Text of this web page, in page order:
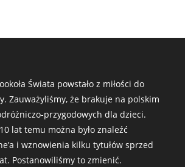
Świata powstało z miłości do
Zauważyliśmy, że brakuje na polskim
przygodowych dla dzieci.
lat temu można było znaleźć
i wznowienia kilku tytułów sprzed
Postanowiliśmy to zmienić.